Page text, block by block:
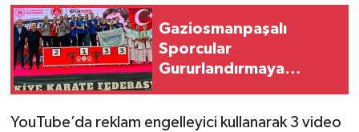
Gaziosmanpaşalı
Sporcular
Gururlandırmaya
YouTube’da reklam engelleyici kullanarak 3 video